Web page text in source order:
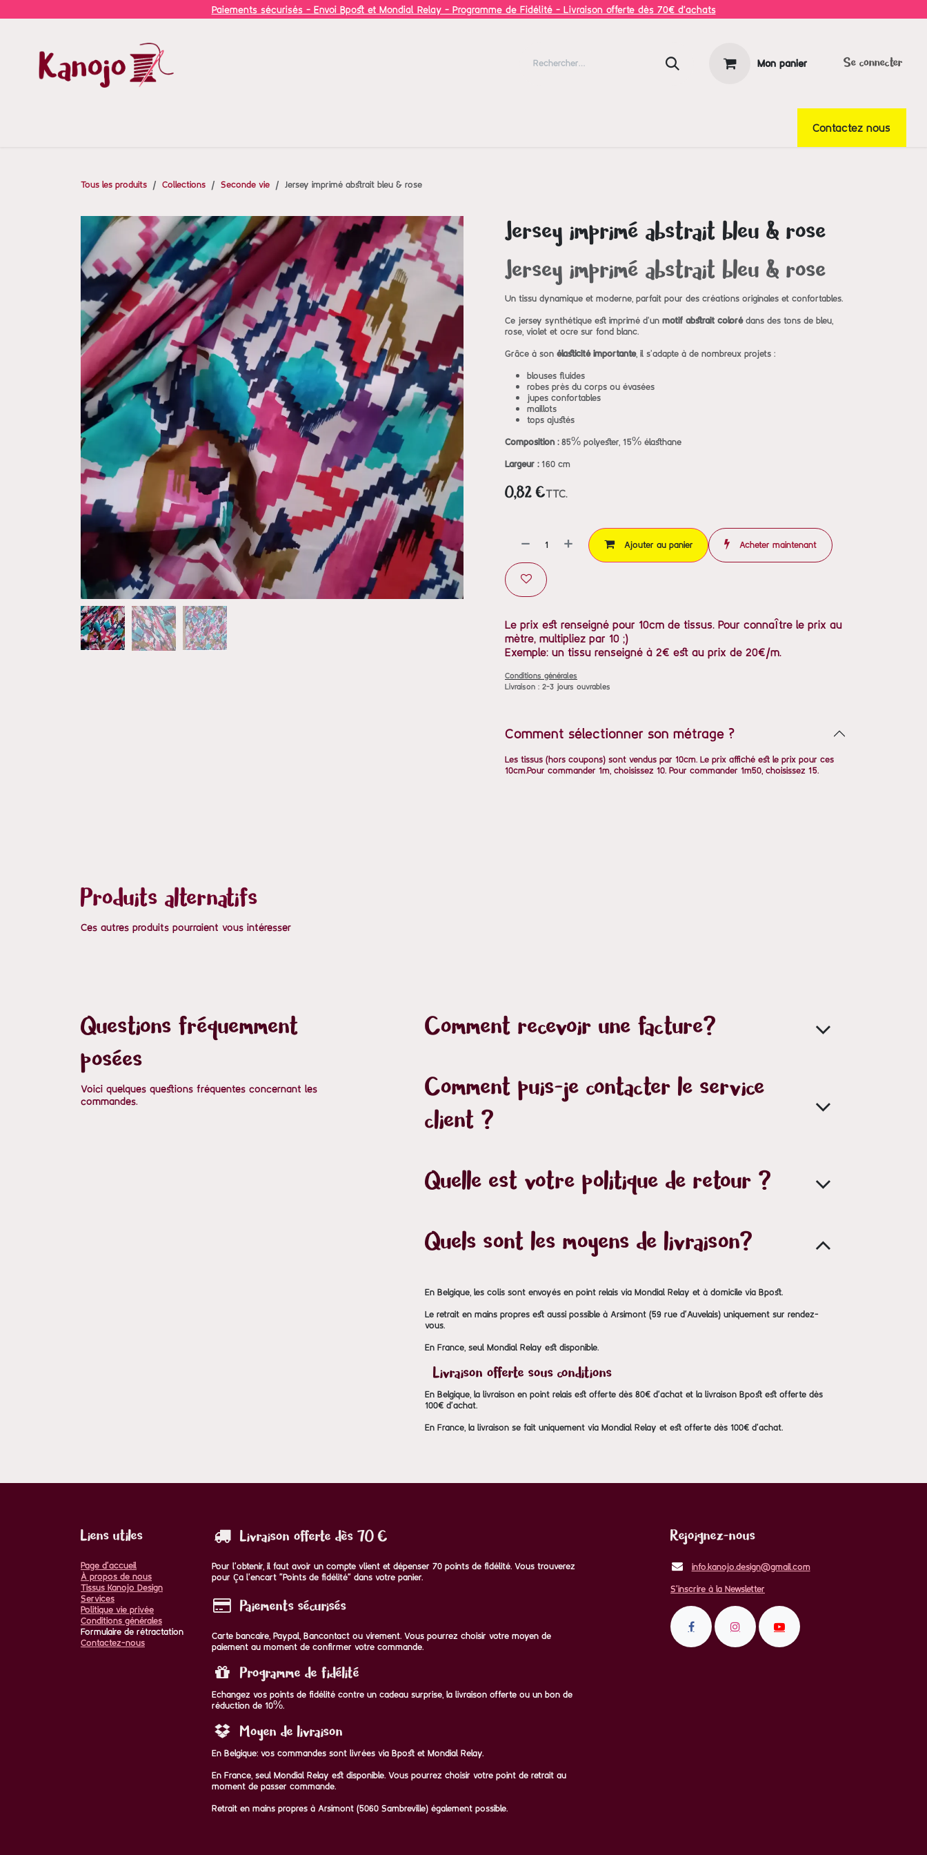
Paiements sécurisés - Envoi Bpost et Mondial Relay - Programme de Fidélité - Livraison offerte dès 70€ d'achats
Mon panier Se connecter
Contactez nous
Tous les produits Collections Seconde vie Jersey imprimé abstrait bleu & rose
Jersey imprimé abstrait bleu & rose
Jersey imprimé abstrait bleu & rose
Un tissu dynamique et moderne, parfait pour des créations originales et confortables.
Ce jersey synthétique est imprimé d’un motif abstrait colorédans des tons de bleu,
rose, violet et ocre sur fond blanc.
Grâce à son élasticité importante, il s’adapte à de nombreux projets :
blouses fluides
robes près du corps ou évasées
jupes confortables
maillots
tops ajustés
Composition :85% polyester, 15% élasthane
Largeur :160 cm
0,82 €TTC.
Ajouter au panier Acheter maintenant
Le prix est renseigné pour 10cm de tissus. Pour connaître le prix au
mètre, multipliez par 10 ;)
Exemple: un tissu renseigné à 2€ est au prix de 20€/m.
Conditions générales
Livraison : 2-3 jours ouvrables
Comment sélectionner son métrage ?
Les tissus (hors coupons) sont vendus par 10cm. Le prix affiché est le prix pour ces
10cm.Pour commander 1m, choisissez 10. Pour commander 1m50, choisissez 15.
Produits alternatifs
Ces autres produits pourraient vous intéresser
Questions fréquemment
posées
Voici quelques questions fréquentes concernant les
commandes.
Comment recevoir une facture?
Comment puis-je contacter le service
client ?
Quelle est votre politique de retour ?
Quels sont les moyens de livraison?
En Belgique, les colis sont envoyés en point relais via Mondial Relay et à domicile via Bpost.
Le retrait en mains propres est aussi possible à Arsimont (59 rue d'Auvelais) uniquement sur rendez-
vous.
En France, seul Mondial Relay est disponible.
Livraison offerte sous conditions
En Belgique, la livraison en point relais est offerte dès 80€ d'achat et la livraison Bpost est offerte dès
100€ d'achat.
En France, la livraison se fait uniquement via Mondial Relay et est offerte dès 100€ d'achat.
Liens utiles
Page d'accueil
À propos de nous
Tissus Kanojo Design
Services
Politique vie privée
Conditions générales
Formulaire de rétractation
Contactez-nous
Livraison offerte dès 70 €
Pour l'obtenir, il faut avoir un compte vlient et dépenser 70 points de fidélité. Vous trouverez
pour ça l'encart "Points de fidélité" dans votre panier.
Paiements sécurisés
Carte bancaire, Paypal, Bancontact ou virement. Vous pourrez choisir votre moyen de
paiement au moment de confirmer votre commande.
Programme de fidélité
Echangez vos points de fidélité contre un cadeau surprise, la livraison offerte ou un bon de
réduction de 10%.
Moyen de livraison
En Belgique: vos commandes sont livrées via Bpost et Mondial Relay.
En France, seul Mondial Relay est disponible. Vous pourrez choisir votre point de retrait au
moment de passer commande.
Retrait en mains propres à Arsimont (5060 Sambreville) également possible.
Rejoignez-nous
info.kanojo.design@gmail.com
S'inscrire à la Newsletter